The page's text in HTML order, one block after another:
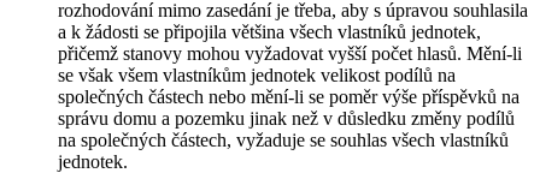
rozhodování mimo zasedání je třeba, aby s úpravou souhlasila
a k žádosti se připojila většina všech vlastníků jednotek,
přičemž stanovy mohou vyžadovat vyšší počet hlasů. Mění-li
se však všem vlastníkům jednotek velikost podílů na
společných částech nebo mění-li se poměr výše příspěvků na
správu domu a pozemku jinak než v důsledku změny podílů
na společných částech, vyžaduje se souhlas všech vlastníků
jednotek.